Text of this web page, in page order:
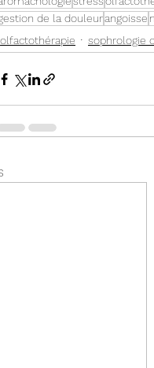
de la douleurangoisse
olfactothérapie
sophrologie